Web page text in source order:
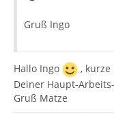
Gruß Ingo
Hallo Ingo
, kurze
Deiner Haupt-
Gruß Matze